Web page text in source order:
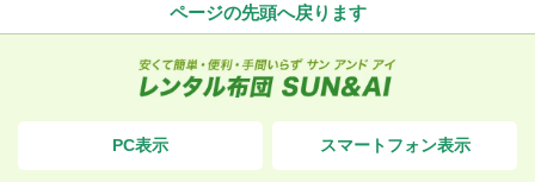
ページの先頭へ戻ります
PC表示 スマートフォン表示